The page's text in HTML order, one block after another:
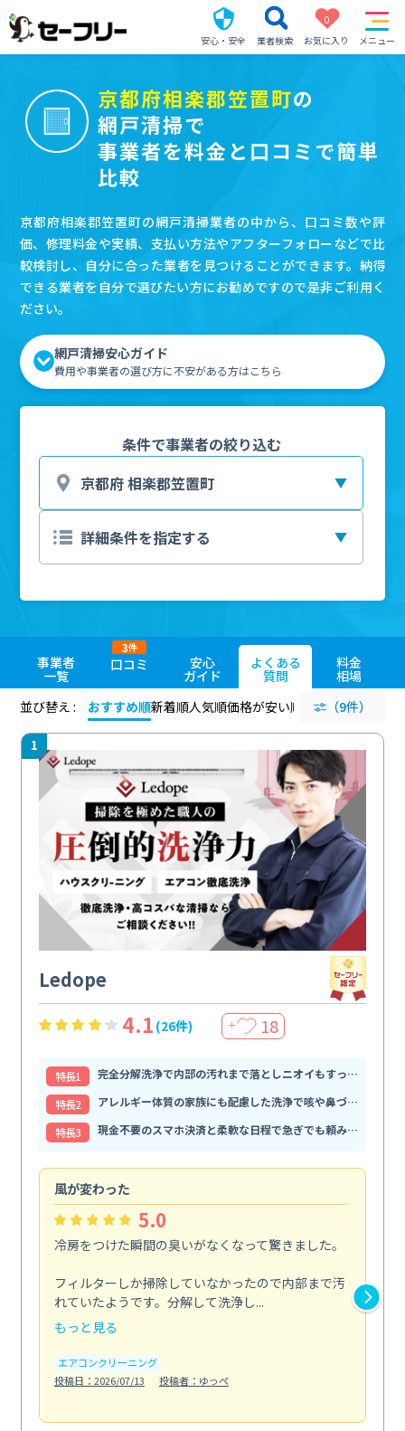
安心・安全 業者検索
0
お気に入り
メニュー
京都府相楽郡笠置町の
網戸清掃で
事業者を料金と口コミで簡単
比較
京都府相楽郡笠置町の網戸清掃業者の中から、口コミ数や評
価、修理料金や実績、支払い方法やアフターフォローなどで比
較検討し、自分に合った業者を見つけることができます。納得
できる業者を自分で選びたい方にお勧めですので是非ご利用く
ださい。
網戸清掃安心ガイド
費用や事業者の選び方に不安がある方はこちら
条件で事業者の絞り込む
事業者
一覧
口コミ
3件
安心
ガイド
よくある
質問
料金
相場
並び替え :
おすすめ順新着順人気順価格が安い順 評価が高い順
（9件）
1
Ledope
4.1 (26件) ＋ 18
特⻑1
完全分解洗浄で内部の汚れまで落としニオイもすっきり解消
特⻑2
アレルギー体質の家族にも配慮した洗浄で咳や鼻づまりが和らぐ
特⻑3
現金不要のスマホ決済と柔軟な日程で急ぎでも頼みやすい
風が変わった
5.0
冷房をつけた瞬間の臭いがなくなって驚きました。
フィルターしか掃除していなかったので内部まで汚
れていたようです。分解して洗浄し...
もっと見る
エアコンクリーニング
投稿日：2026/07/13
投稿者：ゆっぺ